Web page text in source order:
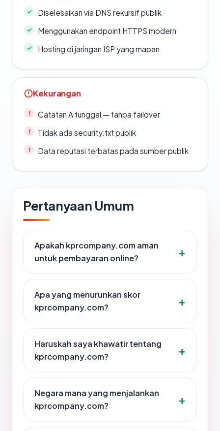
Diselesaikan via DNS rekursif publik
Menggunakan endpoint HTTPS modern
Hosting di jaringan ISP yang mapan
Kekurangan
Catatan A tunggal — tanpa failover
Tidak ada security.txt publik
Data reputasi terbatas pada sumber publik
Pertanyaan Umum
Apakah kprcompany.com aman
untuk pembayaran online?
Apa yang menurunkan skor
kprcompany.com?
Haruskah saya khawatir tentang
kprcompany.com?
Negara mana yang menjalankan
kprcompany.com?